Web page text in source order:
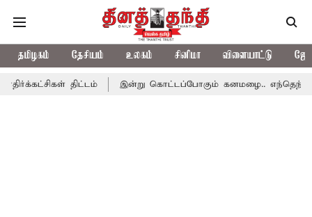
தமிழகம் தேசியம் உலகம் சினிமா விளையாட்டு
திட்டம் இன்று கொட்டப்போகும் கனமழை.. எந்தெந்த மாவட்டங்களில்